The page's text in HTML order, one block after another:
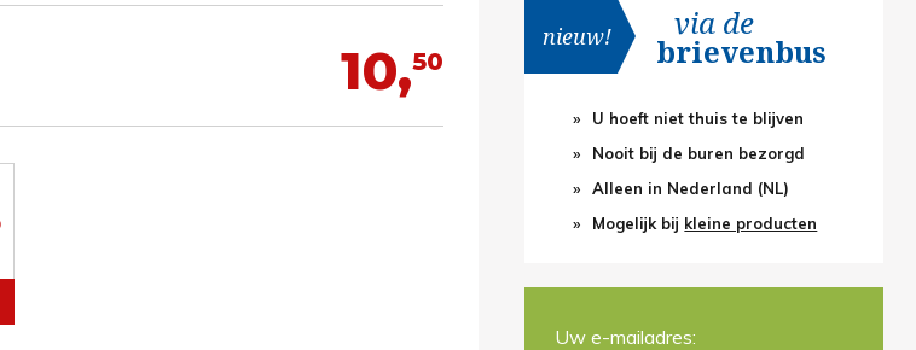
10,50
nieuw! via de
brievenbus
U hoeft niet thuis te blijven
Nooit bij de buren bezorgd
Alleen in Nederland (NL)
Mogelijk bij kleine producten
Uw e-mailadres: